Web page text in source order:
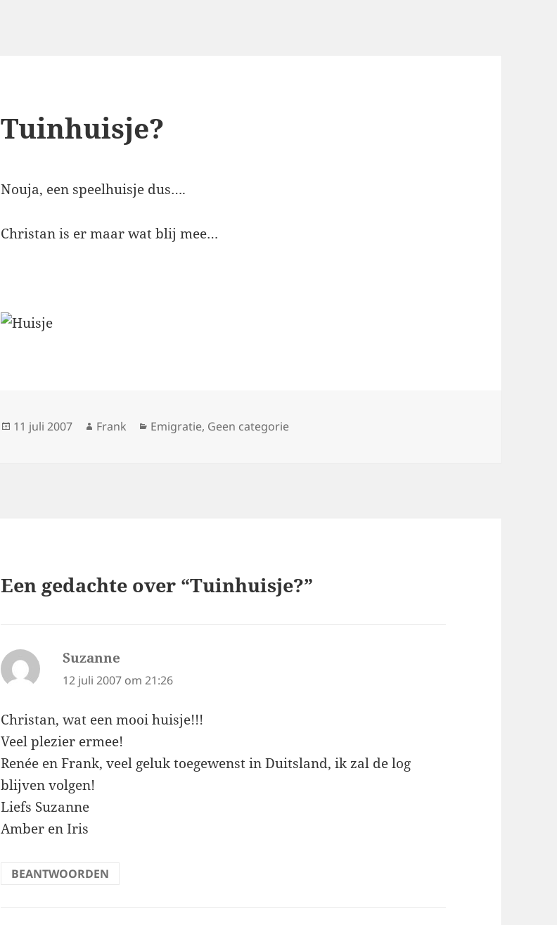
Tuinhuisje?
Nouja, een speelhuisje dus….
Christan is er maar wat blij mee…
Geplaatst
11 juli 2007 Auteur
Frank Categorieën
Emigratie, Geen categorie
Een gedachte over “Tuinhuisje?”
Suzanne
12 juli 2007 om 21:26
Christan, wat een mooi huisje!!!
Veel plezier ermee!
Renée en Frank, veel geluk toegewenst in Duitsland, ik zal de log
blijven volgen!
Liefs Suzanne
Amber en Iris
BEANTWOORDEN